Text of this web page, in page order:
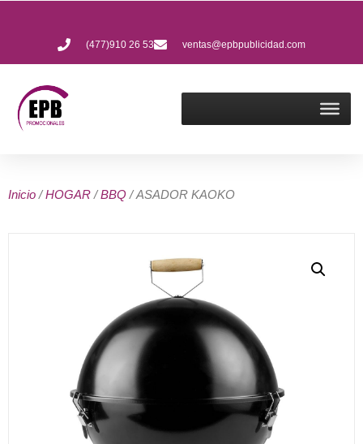
(477)910 26 53 ventas@epbpublicidad.com
Inicio /HOGAR /BBQ / ASADOR KAOKO